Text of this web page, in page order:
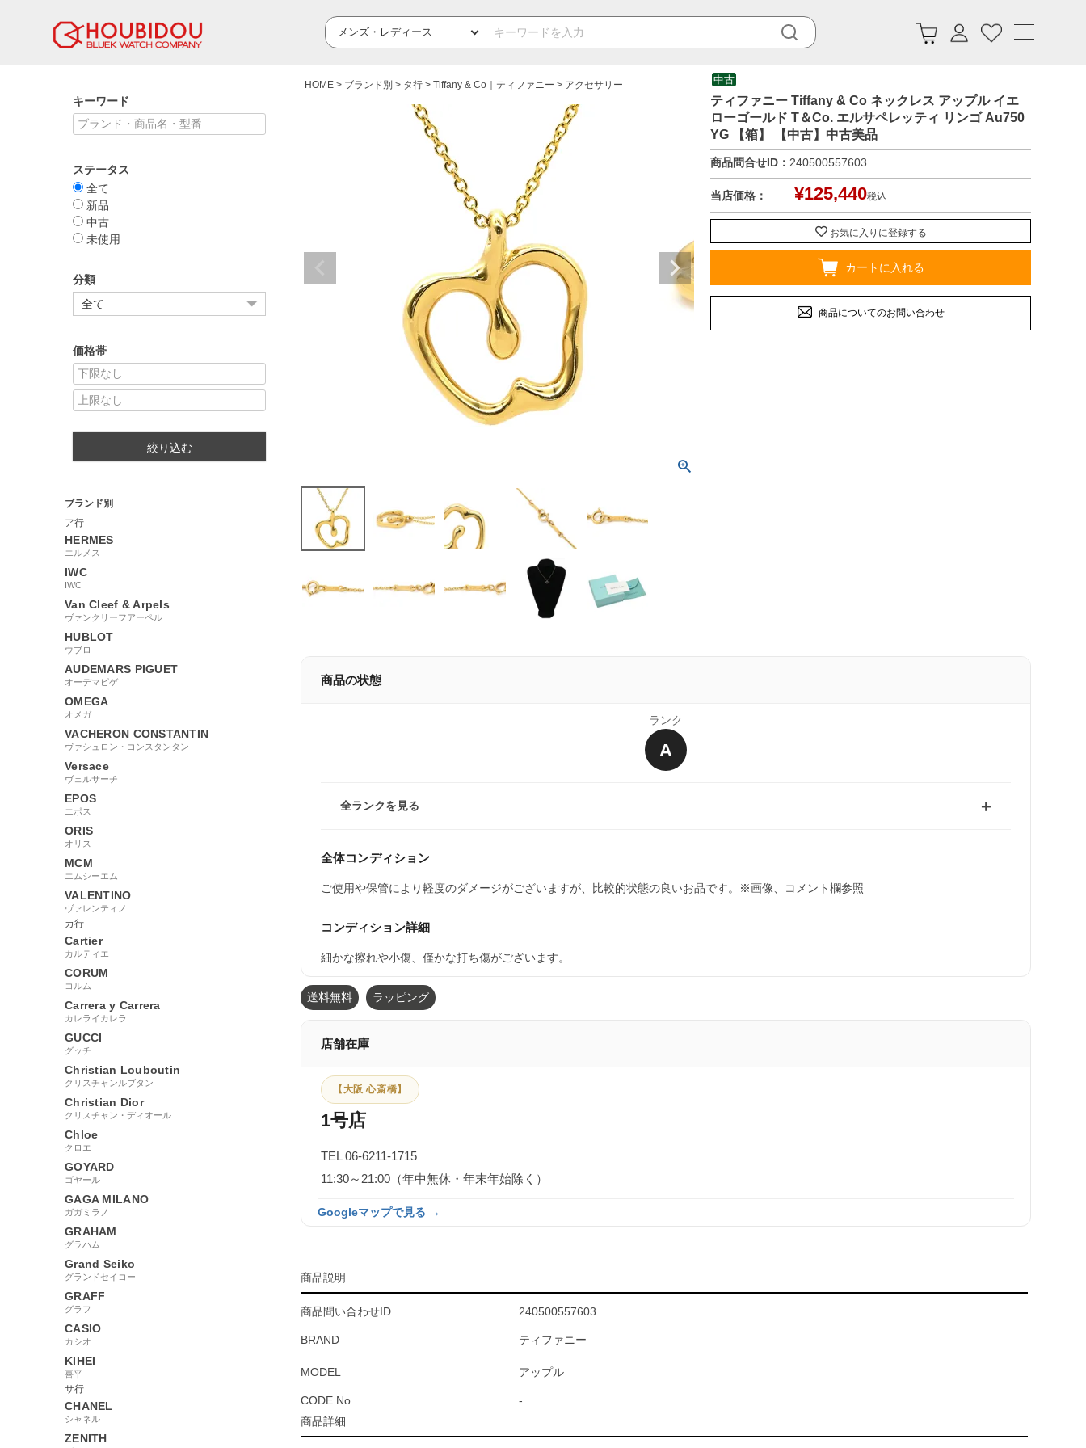
キーワード
ステータス
全て
新品
中古
未使用
分類
価格帯
絞り込む
ブランド別
ア行
HERMES
エルメス
IWC
IWC
Van Cleef & Arpels
ヴァンクリーフアーペル
HUBLOT
ウブロ
AUDEMARS PIGUET
オーデマピゲ
OMEGA
オメガ
VACHERON CONSTANTIN
ヴァシュロン・コンスタンタン
Versace
ヴェルサーチ
EPOS
エポス
ORIS
オリス
MCM
エムシーエム
VALENTINO
ヴァレンティノ
カ行
Cartier
カルティエ
CORUM
コルム
Carrera y Carrera
カレライカレラ
GUCCI
グッチ
Christian Louboutin
クリスチャンルブタン
Christian Dior
クリスチャン・ディオール
Chloe
クロエ
GOYARD
ゴヤール
GAGA MILANO
ガガミラノ
GRAHAM
グラハム
Grand Seiko
グランドセイコー
GRAFF
グラフ
CASIO
カシオ
KIHEI
喜平
サ行
CHANEL
シャネル
ZENITH
HOME ブランド別 タ行 Tiffany & Co｜ティファニー アクセサリー 中古
ティファニー Tiffany & Co ネックレス アップル イエ
ローゴールド T＆Co. エルサペレッティ リンゴ Au750
YG 【箱】 【中古】中古美品
商品問合せID： 240500557603
当店価格： ¥125,440税込
お気に入りに登録する
カートに入れる
商品についてのお問い合わせ
商品の状態
ランク
A
全ランクを見る
全体コンディション
ご使用や保管により軽度のダメージがございますが、比較的状態の良いお品です。※画像、コメント欄参照
コンディション詳細
細かな擦れや小傷、僅かな打ち傷がございます。
送料無料 ラッピング
店舗在庫
【大阪 心斎橋】
1号店
TEL 06-6211-1715
11:30～21:00（年中無休・年末年始除く）
Googleマップで見る →
商品説明
商品問い合わせID 240500557603
BRAND ティファニー
MODEL アップル
CODE No.
-
商品詳細